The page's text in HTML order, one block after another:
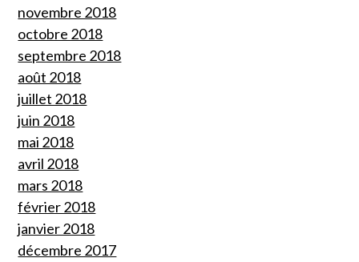
novembre 2018
octobre 2018
septembre 2018
août 2018
juillet 2018
juin 2018
mai 2018
avril 2018
mars 2018
février 2018
janvier 2018
décembre 2017